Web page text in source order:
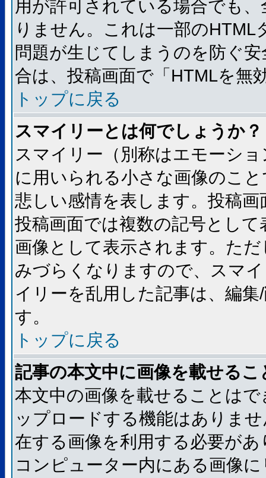
用が許可されている場合でも
りません。これは一部の
問題が生じてしまうのを防ぐ
合は、投稿画面で「HTMLを無
トップに戻る
スマイリーとは何でしょうか？
スマイリー（別称はエモーシ
に用いられる小さな画像のこ
悲しい感情を表します。投稿
投稿画面では複数の記号とし
画像として表示されます。た
みづらくなりますので、スマ
イリーを乱用した記事は、編
す。
トップに戻る
記事の本文中に画像を載せる
本文中の画像を載せることは
ップロードする機能はありま
在する画像を利用する必要が
コンピューター内にある画像